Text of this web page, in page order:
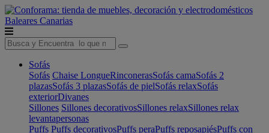
Baleares Canarias
Sofás
Sofás Chaise LongueRinconerasSofás camaSofás 2
plazasSofás 3 plazasSofás de pielSofás relaxSofás
exteriorDivanes
Sillones Sillones decorativosSillones relaxSillones relax
levantapersonas
Puffs Puffs decorativosPuffs peraPuffs reposapiésPuffs con